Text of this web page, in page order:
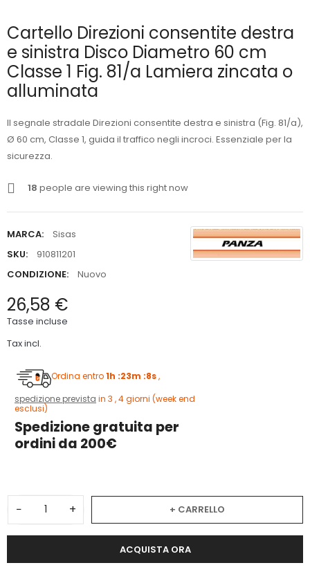
Cartello Direzioni consentite destra
e sinistra Disco Diametro 60 cm
Classe 1 Fig. 81/a Lamiera zincata o
alluminata
Il segnale stradale Direzioni consentite destra e sinistra (Fig. 81/a),
Ø 60 cm, Classe 1, guida il traffico negli incroci. Essenziale per la
sicurezza.
18 people are viewing this right now
MARCA:
Sisas
SKU:
910811201
CONDIZIONE:
Nuovo
26,58 €
Tasse incluse
Tax incl.
Ordina entro1h :23m :7s,
spedizione prevista in 3 , 4 giorni (week end
esclusi)
Spedizione gratuita per
ordini da 200€
− + + CARRELLO
ACQUISTA ORA